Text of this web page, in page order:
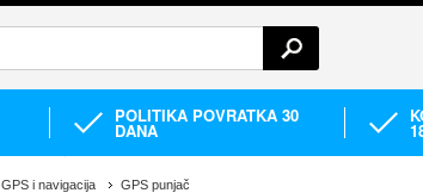
POLITIKA POVRATKA 30
DANA
GPS i navigacija GPS punjač